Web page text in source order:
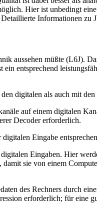
Hier ist unbedingt
Informationen
müßte (L6J).
entsprechend
digitalen als auch mit
auf einem digitalen
Decoder erforderlich.
Eingabe
Eingaben. Hier
sie von einem
des Rechners durch
erforderlich; für eine